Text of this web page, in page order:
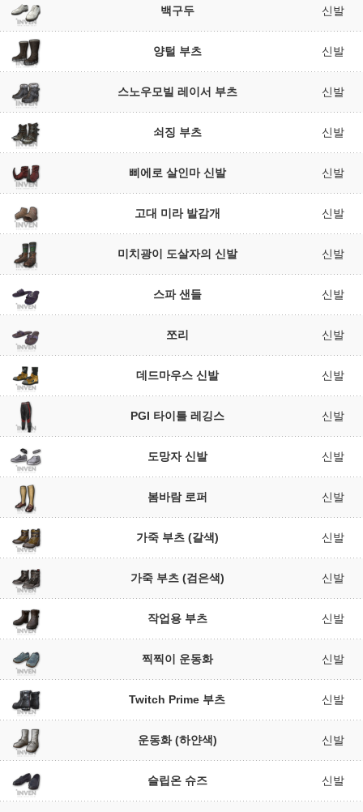
백구두 신발
양털 부츠 신발
스노우모빌 레이서 부츠 신발
쇠징 부츠 신발
삐에로 살인마 신발 신발
고대 미라 발감개 신발
미치광이 도살자의 신발 신발
스파 샌들 신발
쪼리 신발
데드마우스 신발 신발
PGI 타이틀 레깅스 신발
도망자 신발 신발
봄바람 로퍼 신발
가죽 부츠 (갈색) 신발
가죽 부츠 (검은색) 신발
작업용 부츠 신발
찍찍이 운동화 신발
Twitch Prime 부츠 신발
운동화 (하얀색) 신발
슬립온 슈즈 신발